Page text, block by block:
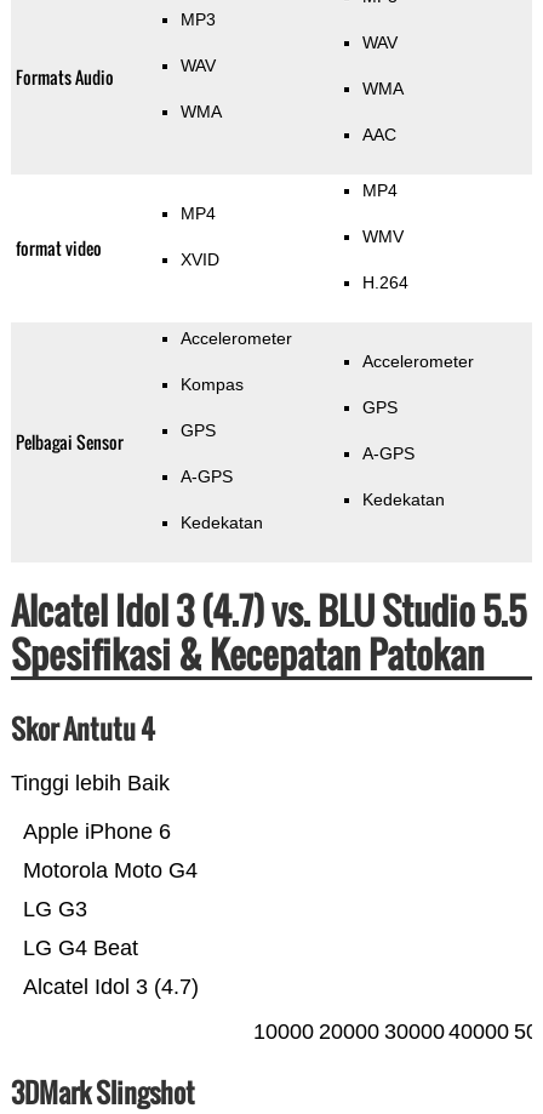
Formats Audio
MP3
WAV
WMA
WAV
WMA
AAC
format video
MP4
XVID
MP4
WMV
H.264
Pelbagai Sensor
Accelerometer
Kompas
GPS
A-GPS
Kedekatan
Accelerometer
GPS
A-GPS
Kedekatan
Alcatel Idol 3 (4.7) vs. BLU Studio 5.5
Spesifikasi & Kecepatan Patokan
Skor Antutu 4
Tinggi lebih Baik
Alcatel Idol 3 (4.7)
LG G4 Beat
LG G3
Motorola Moto G4
Apple iPhone 6
10000 20000 3000040000
3DMark Slingshot